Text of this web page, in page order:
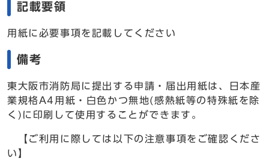
記載要領
用紙に必要事項を記載してください
備考
東大阪市消防局に提出する申請・届出用紙は、日本産
業規格A4用紙・白色かつ無地(感熱紙等の特殊紙を除
く)に印刷して使用することができます。
【ご利用に際しては以下の注意事項をご確認くださ
い】